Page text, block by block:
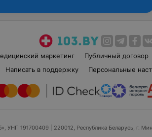
маркетинг Публичный договор
Написать в поддержку Персональные
УНП 191700409 | 220012, Республика Беларусь, г.